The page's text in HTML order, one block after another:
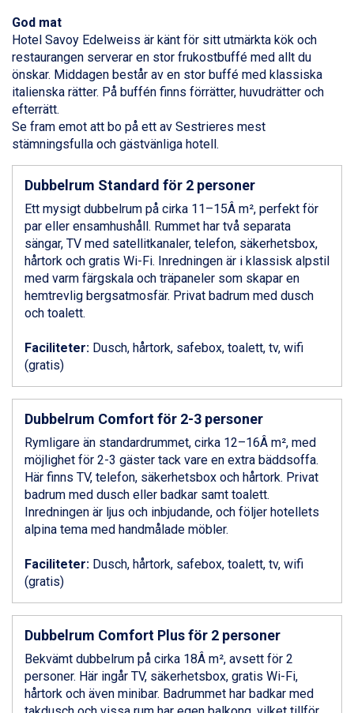
Sauze dOulx från 6.145 kr.
Alleghe från 8.545 kr.
Bad Gastein från 6.295 kr.
Arabba från 11.045 kr.
La Thuile från 7.045 kr.
Cervinia från 8.245 kr.
Saalbach från 9.445 kr.
Sölden från 12.995 kr.
Bad Hofgastein från 8.595 kr.
Passo Tonale från 5.895 kr.
Champoluc från 5.945 kr.
Sestriere från 6.945 kr.
Fieberbrunn från 9.645 kr.
Ischgl från 11.295 kr.
Wagrain från 7.095 kr.
Val Thorens från 8.395 kr.
St. Anton från 11.245 kr.
Zell am See från 6.295 kr.
Canazei från 7.195 kr.
Livigno från 5.595 kr.
Ponte di Legno från 7.395 kr.
Sauze dOulx från 6.145 kr.
Bad Gastein från 6.295 kr.
Arabba från 11.045 kr.
La Thuile från 7.045 kr.
Cervinia från 8.245 kr.
Saalbach från 9.445 kr.
Sölden från 12.995 kr.
Bad Hofgastein från 8.595 kr.
Champoluc från 5.945 kr.
Sestriere från 6.945 kr.
Fieberbrunn från 9.645 kr.
Ischgl från 11.295 kr.
Wagrain från 7.095 kr.
Val Thorens från 8.395 kr.
St. Anton från 11.245 kr.
Zell am See från 6.295 kr.
Canazei från 7.195 kr.
God mat
Hotel Savoy Edelweiss är känt för sitt utmärkta kök och
restaurangen serverar en stor frukostbuffé med allt du
önskar. Middagen består av en stor buffé med klassiska
italienska rätter. På buffén finns förrätter, huvudrätter och
efterrätt.
Se fram emot att bo på ett av Sestrieres mest
stämningsfulla och gästvänliga hotell.
Dubbelrum Standard för 2 personer
Ett mysigt dubbelrum på cirka 11–15Â m², perfekt för
par eller ensamhushåll. Rummet har två separata
sängar, TV med satellitkanaler, telefon, säkerhetsbox,
hårtork och gratis Wi-Fi. Inredningen är i klassisk alpstil
med varm färgskala och träpaneler som skapar en
hemtrevlig bergsatmosfär. Privat badrum med dusch
och toalett.
Faciliteter: Dusch, hårtork, safebox, toalett, tv, wifi
(gratis)
Dubbelrum Comfort för 2-3 personer
Rymligare än standardrummet, cirka 12–16Â m², med
möjlighet för 2-3 gäster tack vare en extra bäddsoffa.
Här finns TV, telefon, säkerhetsbox och hårtork. Privat
badrum med dusch eller badkar samt toalett.
Inredningen är ljus och inbjudande, och följer hotellets
alpina tema med handmålade möbler.
Faciliteter: Dusch, hårtork, safebox, toalett, tv, wifi
(gratis)
Dubbelrum Comfort Plus för 2 personer
Bekvämt dubbelrum på cirka 18Â m², avsett för 2
personer. Här ingår TV, säkerhetsbox, gratis Wi-Fi,
hårtork och även minibar. Badrummet har badkar med